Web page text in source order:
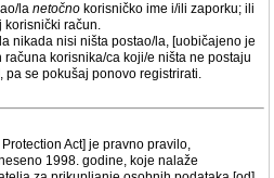
la netočno korisničko ime i/ili zaporku; ili
korisnički račun.
nikada nisi ništa postao/la, [uobičajeno je
korisnika/ca koji/e ništa ne postaju
pa se pokušaj ponovo registrirati.
Act] je pravno pravilo,
1998. godine, koje nalaže